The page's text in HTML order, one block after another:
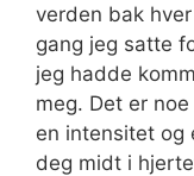
verden bak
gang jeg satte
jeg hadde
meg. Det er
en intensitet og
deg midt i